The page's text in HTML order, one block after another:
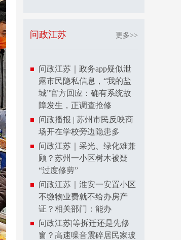
问政江苏 更多>>
问政江苏｜政务app疑似泄
露市民隐私信息，“我的盐
城”官方回应：确有系统故
障发生，正调查抢修
问政播报 | 苏州市民反映商
场开在学校旁边隐患多
问政江苏｜采光、绿化难兼
顾？苏州一小区树木被疑
“过度修剪”
问政江苏｜淮安一安置小区
不缴物业费就不给办房产
证？相关部门：能办
问政江苏|等拆迁还是先修
窗？高速噪音震碎居民家玻